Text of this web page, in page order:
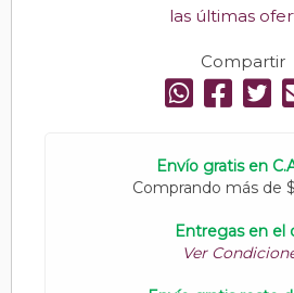
las últimas
Compartir
Envío gratis en
Comprando más de
Entregas en el
Ver